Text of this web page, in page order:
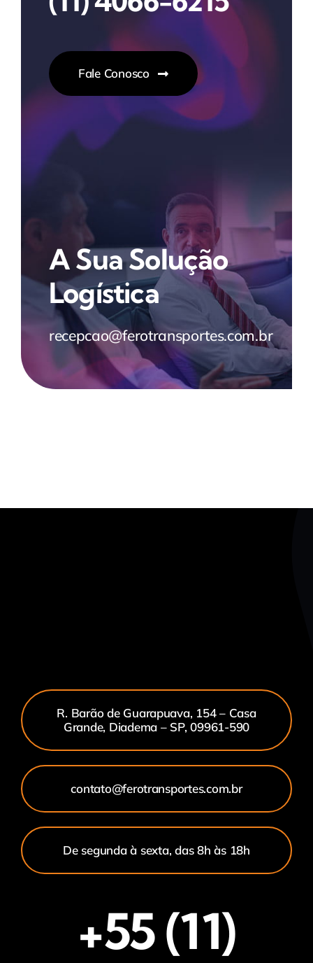
Fale Conosco
A Sua Solução
Logística
recepcao@ferotransportes.com.br
R. Barão de Guarapuava, 154 – Casa
Grande, Diadema – SP, 09961-590
contato@ferotransportes.com.br
De segunda à sexta, das 8h às 18h
+55 (11)